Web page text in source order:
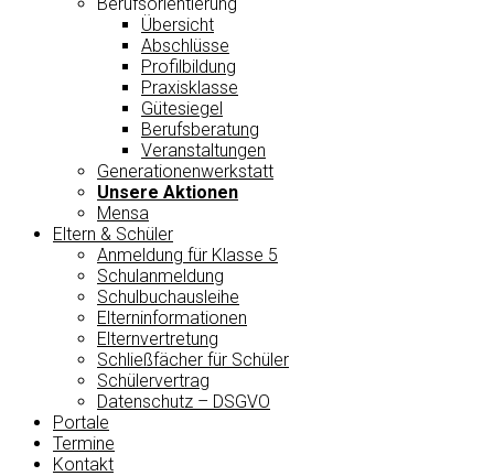
Übersicht
Abschlüsse
Profilbildung
Praxisklasse
Gütesiegel
Berufsberatung
Veranstaltungen
Generationenwerkstatt
Unsere Aktionen
Mensa
Eltern & Schüler
Anmeldung für Klasse 5
Schulanmeldung
Schulbuchausleihe
Elterninformationen
Elternvertretung
Schließfächer für Schüler
Schülervertrag
Datenschutz – DSGVO
Portale
Termine
Kontakt